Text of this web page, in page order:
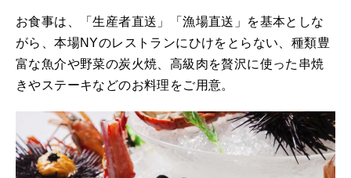
お食事は、「生産者直送」「漁場直送」を基本としな
がら、本場NYのレストランにひけをとらない、種類豊
富な魚介や野菜の炭火焼、高級肉を贅沢に使った串焼
きやステーキなどのお料理をご用意。